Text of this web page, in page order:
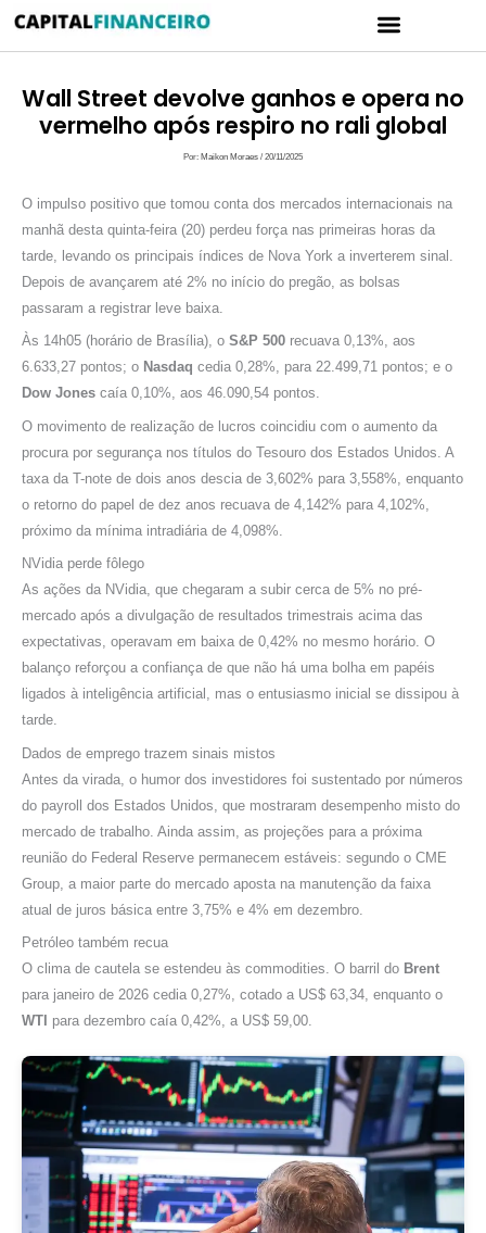
conteúdo
Menu
Wall Street devolve ganhos e opera no
vermelho após respiro no rali global
Por: Maikon Moraes / 20/11/2025
O impulso positivo que tomou conta dos mercados internacionais na
manhã desta quinta-feira (20) perdeu força nas primeiras horas da
tarde, levando os principais índices de Nova York a inverterem sinal.
Depois de avançarem até 2% no início do pregão, as bolsas
passaram a registrar leve baixa.
Às 14h05 (horário de Brasília), o S&P 500 recuava 0,13%, aos
6.633,27 pontos; o Nasdaq cedia 0,28%, para 22.499,71 pontos; e o
Dow Jones caía 0,10%, aos 46.090,54 pontos.
O movimento de realização de lucros coincidiu com o aumento da
procura por segurança nos títulos do Tesouro dos Estados Unidos. A
taxa da T-note de dois anos descia de 3,602% para 3,558%, enquanto
o retorno do papel de dez anos recuava de 4,142% para 4,102%,
próximo da mínima intradiária de 4,098%.
NVidia perde fôlego
As ações da NVidia, que chegaram a subir cerca de 5% no pré-
mercado após a divulgação de resultados trimestrais acima das
expectativas, operavam em baixa de 0,42% no mesmo horário. O
balanço reforçou a confiança de que não há uma bolha em papéis
ligados à inteligência artificial, mas o entusiasmo inicial se dissipou à
tarde.
Dados de emprego trazem sinais mistos
Antes da virada, o humor dos investidores foi sustentado por números
do payroll dos Estados Unidos, que mostraram desempenho misto do
mercado de trabalho. Ainda assim, as projeções para a próxima
reunião do Federal Reserve permanecem estáveis: segundo o CME
Group, a maior parte do mercado aposta na manutenção da faixa
atual de juros básica entre 3,75% e 4% em dezembro.
Petróleo também recua
O clima de cautela se estendeu às commodities. O barril do Brent
para janeiro de 2026 cedia 0,27%, cotado a US$ 63,34, enquanto o
WTI para dezembro caía 0,42%, a US$ 59,00.